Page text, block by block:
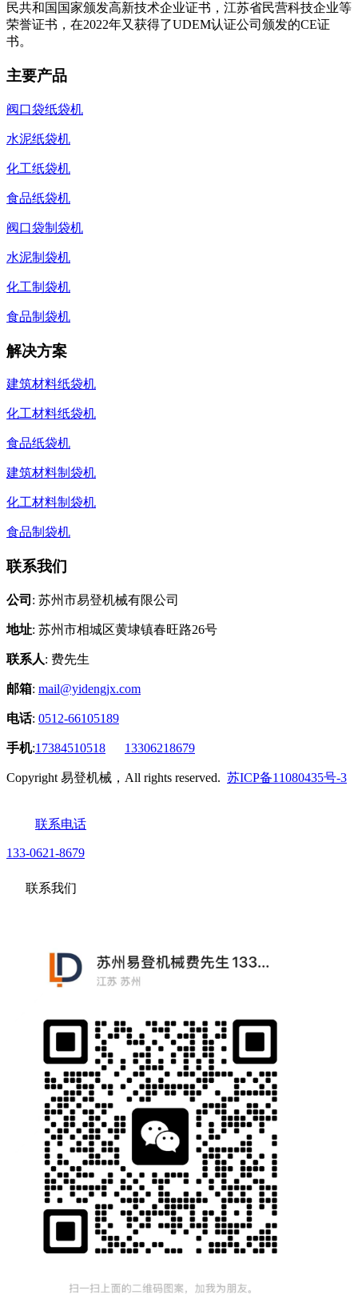
民共和国国家颁发高新技术企业证书，江苏省民营科技企业等
荣誉证书，在2022年又获得了UDEM认证公司颁发的CE证
书。
主要产品
阀口袋纸袋机
水泥纸袋机
化工纸袋机
食品纸袋机
阀口袋制袋机
水泥制袋机
化工制袋机
食品制袋机
解决方案
建筑材料纸袋机
化工材料纸袋机
食品纸袋机
建筑材料制袋机
化工材料制袋机
食品制袋机
联系我们
公司 : 苏州市易登机械有限公司
地址: 苏州市相城区黄埭镇春旺路26号
联系人: 费先生
邮箱: mail@yidengjx.com
电话: 0512-66105189
手机:17384510518 13306218679
Copyright 易登机械，All rights reserved. 苏ICP备11080435号-3
联系电话
133-0621-8679
联系我们